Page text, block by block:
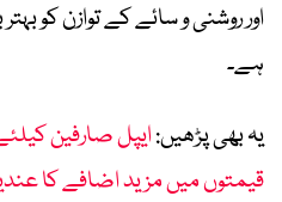
اور روشنی و سائے کے توازن کو
ہے۔
یہ بھی پڑھیں:ایپل صارفین
قیمتوں میں مزید اضافے کا